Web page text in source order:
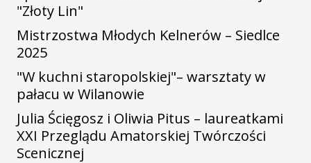
"Złoty Lin"
Mistrzostwa Młodych Kelnerów – Siedlce
2025
"W kuchni staropolskiej"– warsztaty w
pałacu w Wilanowie
Julia Ścięgosz i Oliwia Pitus – laureatkami
XXI Przeglądu Amatorskiej Twórczości
Scenicznej